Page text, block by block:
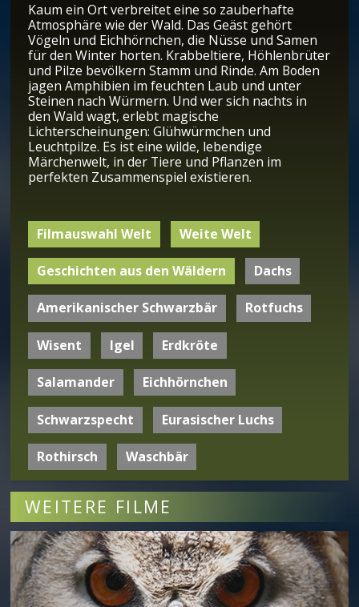
Kaum ein Ort verbreitet eine so zauberhafte
Atmosphäre wie der Wald. Das Geäst gehört
Vögeln und Eichhörnchen, die Nüsse und Samen
für den Winter horten. Krabbeltiere, Höhlenbrüter
und Pilze bevölkern Stamm und Rinde. Am Boden
jagen Amphibien im feuchten Laub und unter
Steinen nach Würmern. Und wer sich nachts in
den Wald wagt, erlebt magische
Lichterscheinungen: Glühwürmchen und
Leuchtpilze. Es ist eine wilde, lebendige
Märchenwelt, in der Tiere und Pflanzen im
perfekten Zusammenspiel existieren.
Filmauswahl Welt Weite Welt
Geschichten aus den Wäldern Dachs
Amerikanischer Schwarzbär Rotfuchs
Wisent Igel Erdkröte
Salamander Eichhörnchen
Schwarzspecht Eurasischer Luchs
Rothirsch Waschbär
WEITERE FILME